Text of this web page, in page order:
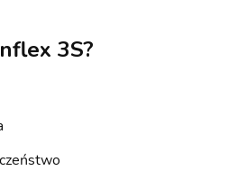
3S?